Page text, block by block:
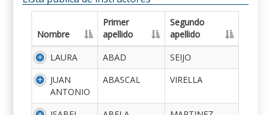
Nombre
Primer
apellido
Segundo
apellido
LAURA
ABAD
SEIJO
JUAN
ANTONIO
ABASCAL VIRELLA